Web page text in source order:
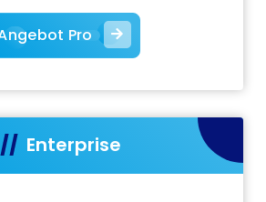
Pro
Enterprise